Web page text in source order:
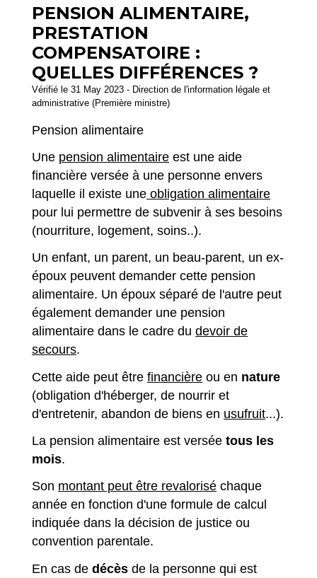
PENSION ALIMENTAIRE,
PRESTATION
COMPENSATOIRE :
QUELLES DIFFÉRENCES ?
Vérifié le 31 May 2023 - Direction de l'information légale et
administrative (Première ministre)
Pension alimentaire
Une pension alimentaire est une aide
financière versée à une personne envers
laquelle il existe une obligation alimentaire
pour lui permettre de subvenir à ses besoins
(nourriture, logement, soins..).
Un enfant, un parent, un beau-parent, un ex-
époux peuvent demander cette pension
alimentaire. Un époux séparé de l'autre peut
également demander une pension
alimentaire dans le cadre du devoir de
secours.
Cette aide peut être financière ou en nature
(obligation d'héberger, de nourrir et
d'entretenir, abandon de biens en usufruit...).
La pension alimentaire est versée tous les
mois.
Son montant peut être revalorisé chaque
année en fonction d'une formule de calcul
indiquée dans la décision de justice ou
convention parentale.
En cas de décès de la personne qui est